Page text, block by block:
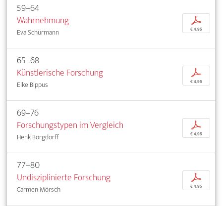
59–64
Wahrnehmung
Eva Schürmann
p
€ 4,95
65–68
Künstlerische Forschung
Elke Bippus
p
€ 4,95
69–76
Forschungstypen im Vergleich
Henk Borgdorff
p
€ 4,95
77–80
Undisziplinierte Forschung
Carmen Mörsch
p
€ 4,95